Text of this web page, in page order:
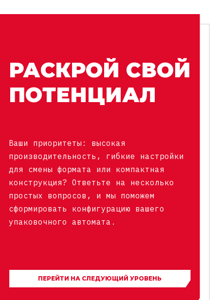
РАСКРОЙ СВОЙ
ПОТЕНЦИАЛ
Ваши приоритеты: высокая
производительность, гибкие настройки
для смены формата или компактная
конструкция? Ответьте на несколько
простых вопросов, и мы поможем
сформировать конфигурацию вашего
упаковочного автомата.
ПЕРЕЙТИ НА СЛЕДУЮЩИЙ УРОВЕНЬ